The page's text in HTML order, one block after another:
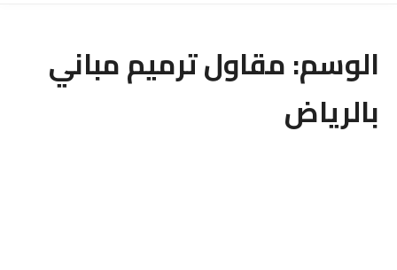
الوسم:مقاول ترميم مباني
بالرياض